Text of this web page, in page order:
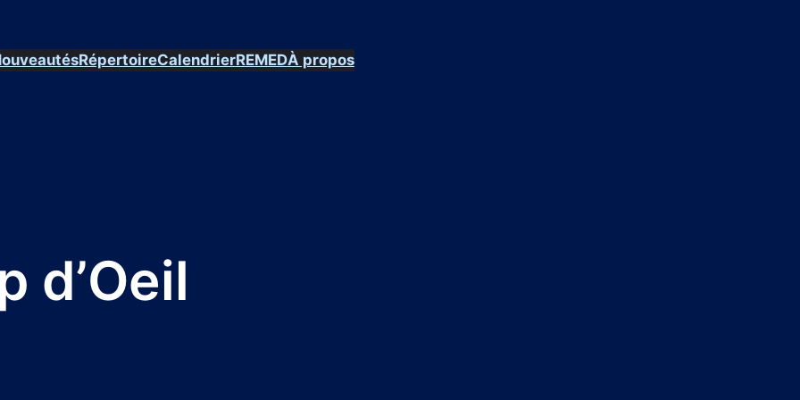
RépertoireCalendrierREMEDÀ propos
d’Oeil